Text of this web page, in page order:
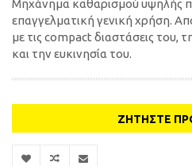
Μηχάνημα καθαρισμού υψηλής
επαγγελματική γενική χρήση.
με τις compact διαστάσεις του,
και την ευκινησία του.
ΖΗΤΉΣΤΕ